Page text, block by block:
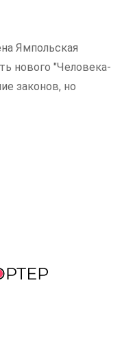
Ямпольская
нового "Человека-
законов, но